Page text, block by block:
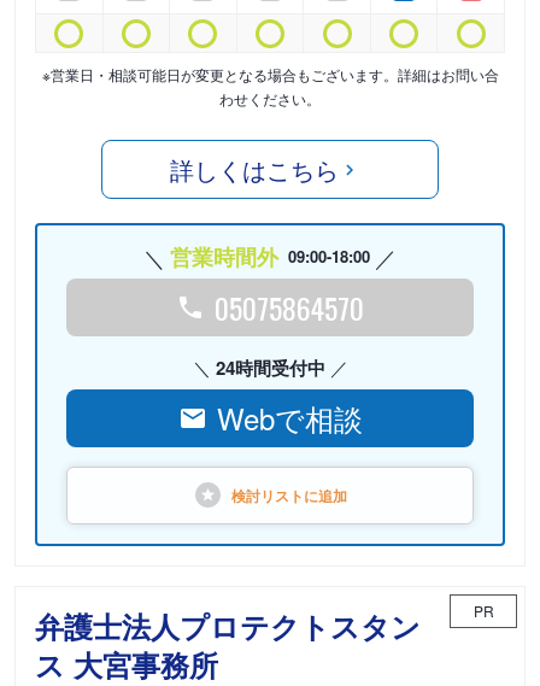
※営業日・相談可能日が変更となる場合もございます。詳細はお問い合
わせください。
詳しくはこちら
営業時間外 09:00-18:00
05075864570
24時間受付中
Webで相談
検討リストに追加
弁護士法人プロテクトスタン
ス 大宮事務所
PR